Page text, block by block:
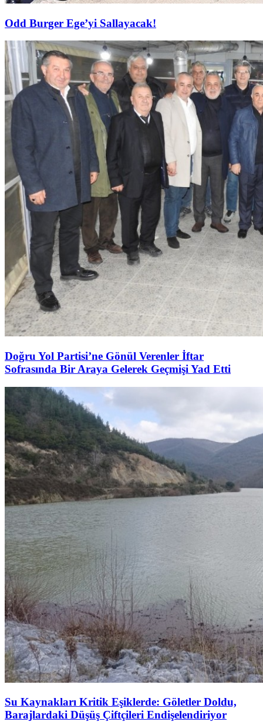
Odd Burger Ege’yi Sallayacak!
Doğru Yol Partisi’ne Gönül Verenler İftar
Sofrasında Bir Araya Gelerek Geçmişi Yad Etti
Su Kaynakları Kritik Eşiklerde: Göletler Doldu,
Barajlardaki Düşüş Çiftçileri Endişelendiriyor